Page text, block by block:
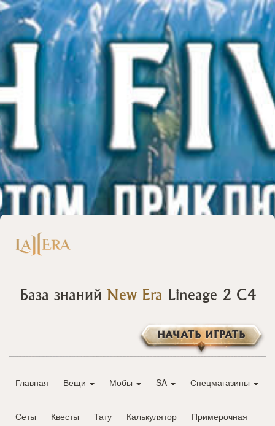
База знаний New Era Lineage 2 C4
НАЧАТЬ ИГРАТЬ
Главная Вещи Мобы SA Спецмагазины
Сеты Квесты Тату Калькулятор Примерочная